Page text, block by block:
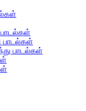
பாடல்கள்
பாடல்கள்